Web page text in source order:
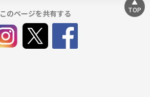
このページを共有する TOP